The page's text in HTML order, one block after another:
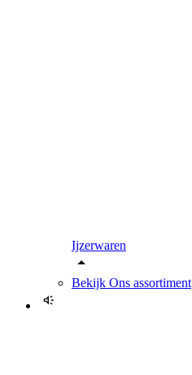
Ijzerwaren
Bekijk Ons assortiment